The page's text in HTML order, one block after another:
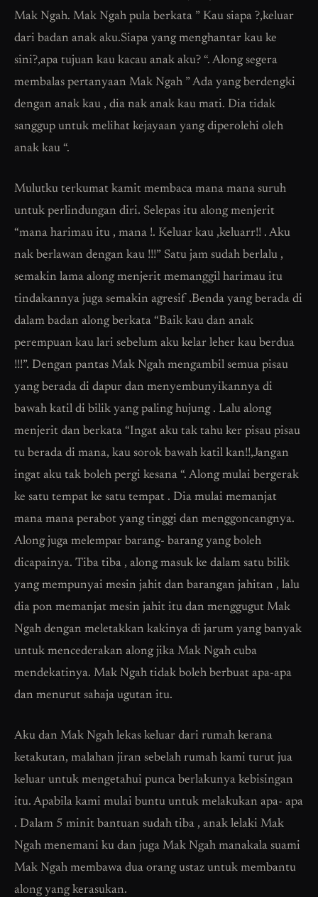
Mak Ngah. Mak Ngah pula berkata ” Kau siapa ?,keluar
dari badan anak aku.Siapa yang menghantar kau ke
sini?,apa tujuan kau kacau anak aku? “. Along segera
membalas pertanyaan Mak Ngah ” Ada yang berdengki
dengan anak kau , dia nak anak kau mati. Dia tidak
sanggup untuk melihat kejayaan yang diperolehi oleh
anak kau “.
Mulutku terkumat kamit membaca mana mana suruh
untuk perlindungan diri. Selepas itu along menjerit
“mana harimau itu , mana !. Keluar kau ,keluarr!! . Aku
nak berlawan dengan kau !!!” Satu jam sudah berlalu ,
semakin lama along menjerit memanggil harimau itu
tindakannya juga semakin agresif .Benda yang berada di
dalam badan along berkata “Baik kau dan anak
perempuan kau lari sebelum aku kelar leher kau berdua
!!!”. Dengan pantas Mak Ngah mengambil semua pisau
yang berada di dapur dan menyembunyikannya di
bawah katil di bilik yang paling hujung . Lalu along
menjerit dan berkata “Ingat aku tak tahu ker pisau pisau
tu berada di mana, kau sorok bawah katil kan!!,Jangan
ingat aku tak boleh pergi kesana “. Along mulai bergerak
ke satu tempat ke satu tempat . Dia mulai memanjat
mana mana perabot yang tinggi dan menggoncangnya.
Along juga melempar barang- barang yang boleh
dicapainya. Tiba tiba , along masuk ke dalam satu bilik
yang mempunyai mesin jahit dan barangan jahitan , lalu
dia pon memanjat mesin jahit itu dan menggugut Mak
Ngah dengan meletakkan kakinya di jarum yang banyak
untuk mencederakan along jika Mak Ngah cuba
mendekatinya. Mak Ngah tidak boleh berbuat apa-apa
dan menurut sahaja ugutan itu.
Aku dan Mak Ngah lekas keluar dari rumah kerana
ketakutan, malahan jiran sebelah rumah kami turut jua
keluar untuk mengetahui punca berlakunya kebisingan
itu. Apabila kami mulai buntu untuk melakukan apa- apa
. Dalam 5 minit bantuan sudah tiba , anak lelaki Mak
Ngah menemani ku dan juga Mak Ngah manakala suami
Mak Ngah membawa dua orang ustaz untuk membantu
along yang kerasukan.